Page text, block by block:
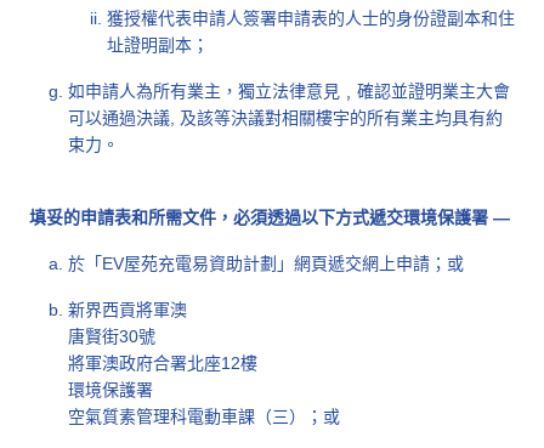
獲授權代表申請人簽署申請表的人士的身份證副本和住
址證明副本；
如申請人為所有業主，獨立法律意見﹐確認並證明業主大會
可以通過決議, 及該等決議對相關樓宇的所有業主均具有約
束力。
填妥的申請表和所需文件，必須透過以下方式遞交環境保護署 —
於「EV屋苑充電易資助計劃」網頁遞交網上申請；或
新界西貢將軍澳
唐賢街30號
將軍澳政府合署北座12樓
環境保護署
空氣質素管理科電動車課（三）；或